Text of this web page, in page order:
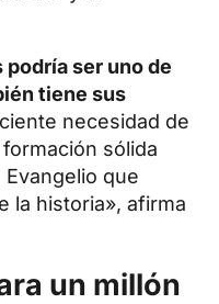
ser uno de
tiene sus
necesidad de
sólida
que
la historia», afirma
un millón